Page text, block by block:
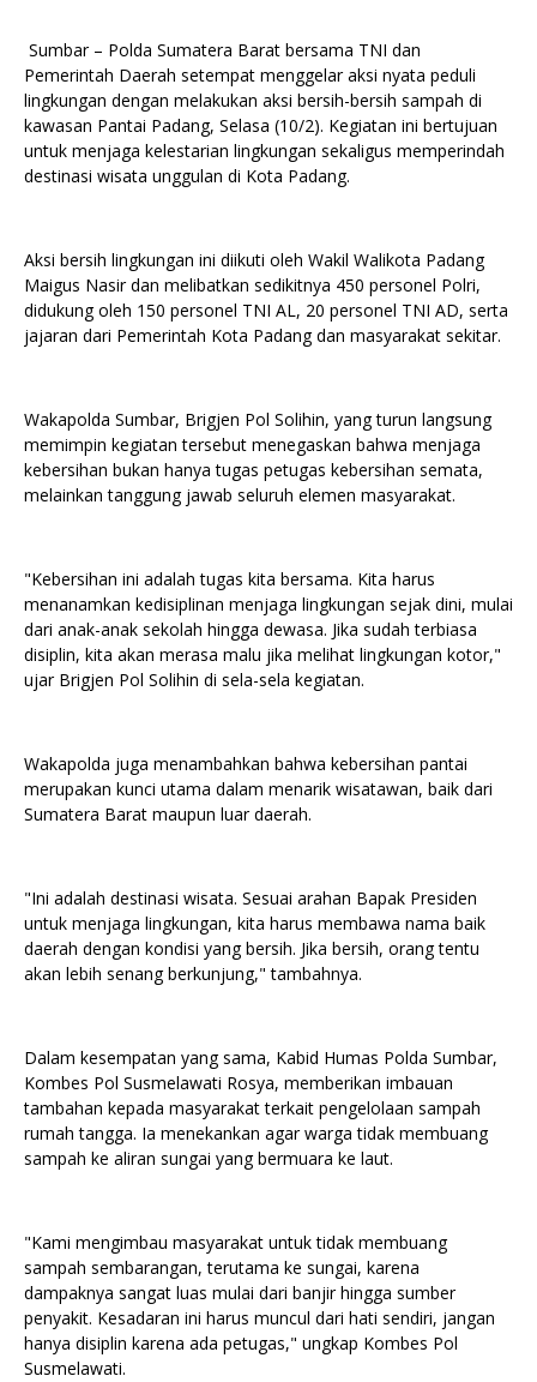
Sumbar – Polda Sumatera Barat bersama TNI dan
Pemerintah Daerah setempat menggelar aksi nyata peduli
lingkungan dengan melakukan aksi bersih-bersih sampah di
kawasan Pantai Padang, Selasa (10/2). Kegiatan ini bertujuan
untuk menjaga kelestarian lingkungan sekaligus memperindah
destinasi wisata unggulan di Kota Padang.
Aksi bersih lingkungan ini diikuti oleh Wakil Walikota Padang
Maigus Nasir dan melibatkan sedikitnya 450 personel Polri,
didukung oleh 150 personel TNI AL, 20 personel TNI AD, serta
jajaran dari Pemerintah Kota Padang dan masyarakat sekitar.
Wakapolda Sumbar, Brigjen Pol Solihin, yang turun langsung
memimpin kegiatan tersebut menegaskan bahwa menjaga
kebersihan bukan hanya tugas petugas kebersihan semata,
melainkan tanggung jawab seluruh elemen masyarakat.
"Kebersihan ini adalah tugas kita bersama. Kita harus
menanamkan kedisiplinan menjaga lingkungan sejak dini, mulai
dari anak-anak sekolah hingga dewasa. Jika sudah terbiasa
disiplin, kita akan merasa malu jika melihat lingkungan kotor,"
ujar Brigjen Pol Solihin di sela-sela kegiatan.
Wakapolda juga menambahkan bahwa kebersihan pantai
merupakan kunci utama dalam menarik wisatawan, baik dari
Sumatera Barat maupun luar daerah.
"Ini adalah destinasi wisata. Sesuai arahan Bapak Presiden
untuk menjaga lingkungan, kita harus membawa nama baik
daerah dengan kondisi yang bersih. Jika bersih, orang tentu
akan lebih senang berkunjung," tambahnya.
Dalam kesempatan yang sama, Kabid Humas Polda Sumbar,
Kombes Pol Susmelawati Rosya, memberikan imbauan
tambahan kepada masyarakat terkait pengelolaan sampah
rumah tangga. Ia menekankan agar warga tidak membuang
sampah ke aliran sungai yang bermuara ke laut.
"Kami mengimbau masyarakat untuk tidak membuang
sampah sembarangan, terutama ke sungai, karena
dampaknya sangat luas mulai dari banjir hingga sumber
penyakit. Kesadaran ini harus muncul dari hati sendiri, jangan
hanya disiplin karena ada petugas," ungkap Kombes Pol
Susmelawati.